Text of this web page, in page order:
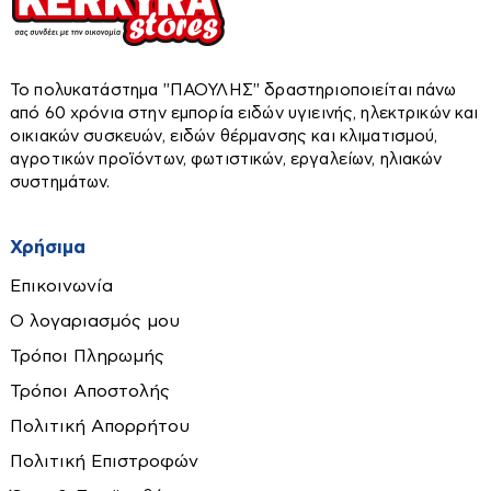
Πιστόλια βαφής
Πλυστικά
Πολυεργαλεία
Ρούτερ
Ταινιολειαντήρες
Τριβεία
Τροχιστικά
Φακοί
Φορτιστές-Καλώδια
Φυσητήρες
Θερμοστάτες χώρου
Κυκλοφορητές
Σκούπες στάχτης
Σώματα - Funcoil
Τζάκια αερόθερμα
Τζάκια υδραυλικά-νερού
Χαλιά-Διακοσμητικά-Είδη Δώρων
Ταπέτα
Χαλιά
Εργαλεία χειρός
Αλφάδια-Laser
Αναδευτήρες
Ανιχνευτές
Ατσαλίνες
Βεντούζες τζαμιού
Πλακάκια - Επένδυση Τοίχων
Το πολυκατάστημα ''ΠΑΟΥΛΗΣ'' δραστηριοποιείται πάνω
από 60 χρόνια στην εμπορία ειδών υγιεινής, ηλεκτρικών και
οικιακών συσκευών, ειδών θέρμανσης και κλιματισμού,
αγροτικών προϊόντων, φωτιστικών, εργαλείων, ηλιακών
συστημάτων.
Χρήσιμα
Επικοινωνία
Ο λογαριασμός μου
Τρόποι Πληρωμής
Τρόποι Αποστολής
Πολιτική Απορρήτου
Πολιτική Επιστροφών